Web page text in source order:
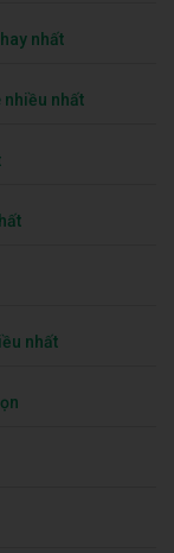
nhất
nhiều nhất
nhất